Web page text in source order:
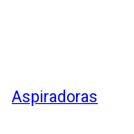
Aspiradoras